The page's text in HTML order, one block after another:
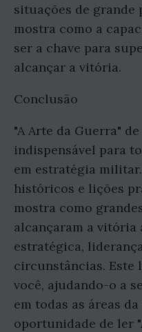
situações de grande
mostra como a
ser a chave para
alcançar a vitória.
Conclusão
"A Arte da Guerra"
indispensável para
em estratégia
históricos e lições
mostra como
alcançaram a vitória
estratégica,
circunstâncias.
você, ajudando-o a
em todas as áreas
oportunidade de ler